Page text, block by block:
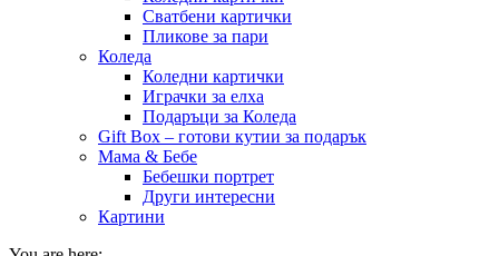
Сватбени картички
Пликове за пари
Коледа
Коледни картички
Играчки за елха
Подаръци за Коледа
Gift Box – готови кутии за подарък
Мама & Бебе
Бебешки портрет
Други интересни
Картини